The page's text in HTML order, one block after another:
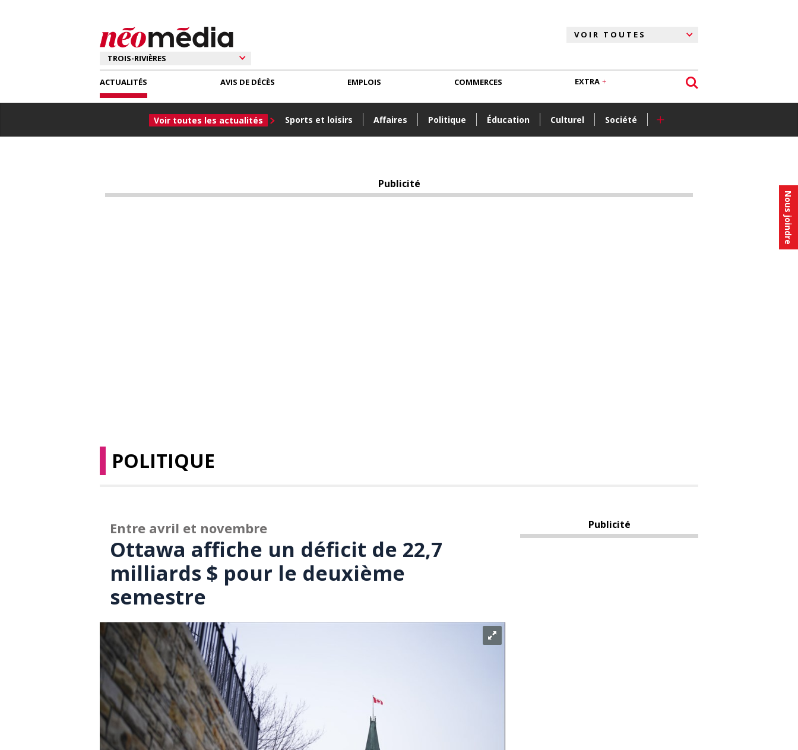
Nous joindre
ACTUALITÉS
Voir toutes les actualités Sports et loisirs Affaires Politique Éducation Culturel Société +
AVIS DE DÉCÈS EMPLOIS COMMERCES EXTRA
Publicité
POLITIQUE
Entre avril et novembre
Ottawa affiche un déficit de 22,7
milliards $ pour le deuxième
semestre
Publicité